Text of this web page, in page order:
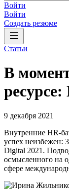
Войти
Войти
Создать резюме
Статьи
В
9 декабря 2021
Внутренние HR-
успех неизбежен:
Digital 2021.
осмысленного на
сфере